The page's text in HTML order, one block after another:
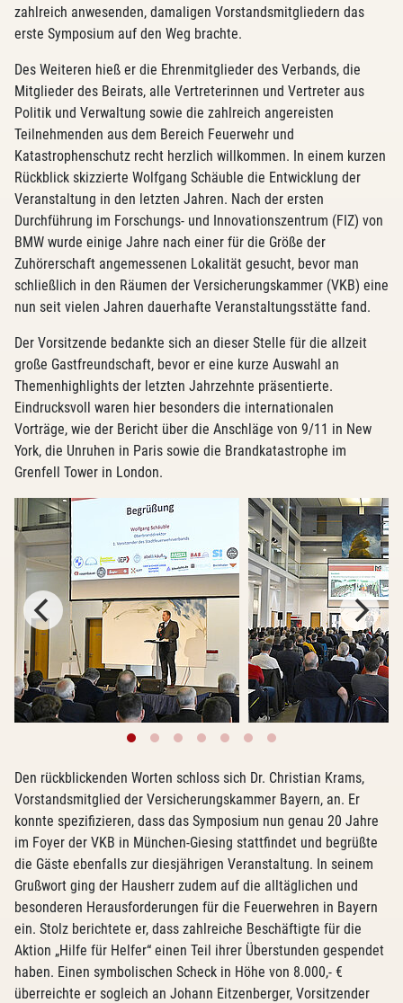
zahlreich anwesenden, damaligen Vorstandsmitgliedern das
erste Symposium auf den Weg brachte.
Des Weiteren hieß er die Ehrenmitglieder des Verbands, die
Mitglieder des Beirats, alle Vertreterinnen und Vertreter aus
Politik und Verwaltung sowie die zahlreich angereisten
Teilnehmenden aus dem Bereich Feuerwehr und
Katastrophenschutz recht herzlich willkommen. In einem kurzen
Rückblick skizzierte Wolfgang Schäuble die Entwicklung der
Veranstaltung in den letzten Jahren. Nach der ersten
Durchführung im Forschungs- und Innovationszentrum (FIZ) von
BMW wurde einige Jahre nach einer für die Größe der
Zuhörerschaft angemessenen Lokalität gesucht, bevor man
schließlich in den Räumen der Versicherungskammer (VKB) eine
nun seit vielen Jahren dauerhafte Veranstaltungsstätte fand.
Der Vorsitzende bedankte sich an dieser Stelle für die allzeit
große Gastfreundschaft, bevor er eine kurze Auswahl an
Themenhighlights der letzten Jahrzehnte präsentierte.
Eindrucksvoll waren hier besonders die internationalen
Vorträge, wie der Bericht über die Anschläge von 9/11 in New
York, die Unruhen in Paris sowie die Brandkatastrophe im
Grenfell Tower in London.
Den rückblickenden Worten schloss sich Dr. Christian Krams,
Vorstandsmitglied der Versicherungskammer Bayern, an. Er
konnte spezifizieren, dass das Symposium nun genau 20 Jahre
im Foyer der VKB in München-Giesing stattfindet und begrüßte
die Gäste ebenfalls zur diesjährigen Veranstaltung. In seinem
Grußwort ging der Hausherr zudem auf die alltäglichen und
besonderen Herausforderungen für die Feuerwehren in Bayern
ein. Stolz berichtete er, dass zahlreiche Beschäftigte für die
Aktion „Hilfe für Helfer“ einen Teil ihrer Überstunden gespendet
haben. Einen symbolischen Scheck in Höhe von 8.000,- €
überreichte er sogleich an Johann Eitzenberger, Vorsitzender